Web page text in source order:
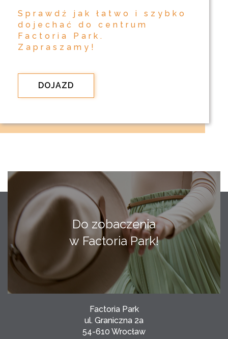
Sprawdź jak łatwo i szybko
dojechać do centrum
Factoria Park.
Zapraszamy!
DOJAZD
Do zobaczenia
w Factoria Park!
Factoria Park
ul. Graniczna 2a
54-610 Wrocław